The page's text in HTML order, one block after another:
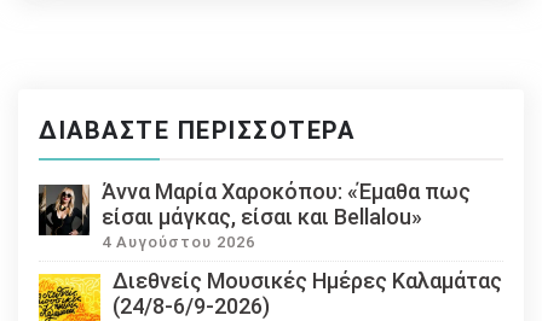
ΔΙΑΒΆΣΤΕ ΠΕΡΙΣΣΌΤΕΡΑ
Άννα Μαρία Χαροκόπου: «Έμαθα πως
είσαι μάγκας, είσαι και Bellalou»
4 Αυγούστου 2026
Διεθνείς Μουσικές Ημέρες Καλαμάτας
(24/8-6/9-2026)